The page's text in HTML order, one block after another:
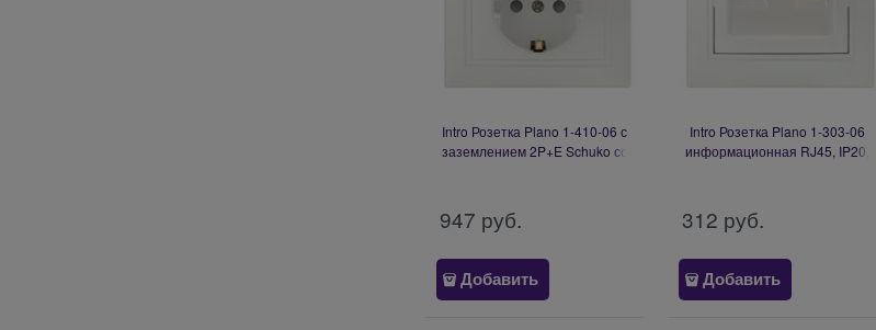
Intro Розетка Plano 1-410-06 с
заземлением 2P+E Schuko со
Б0053947
947 руб.
Добавить
Intro Розетка Plano 1-303-06
информационная RJ45, IP20,
312 руб.
Добавить